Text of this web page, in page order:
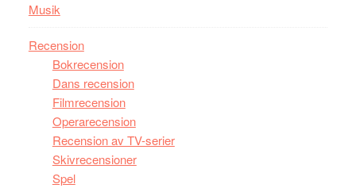
Musik
Recension
Bokrecension
Dans recension
Filmrecension
Operarecension
Recension av TV-serier
Skivrecensioner
Spel